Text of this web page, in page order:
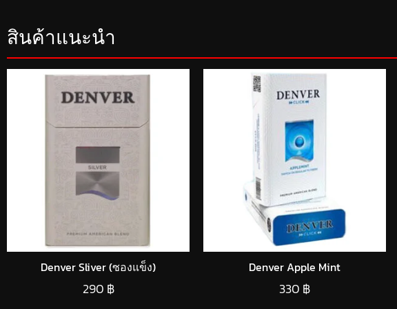
สินค้าแนะนำ
Denver Sliver (ซองแข็ง)
290 ฿
Denver Apple Mint
330 ฿